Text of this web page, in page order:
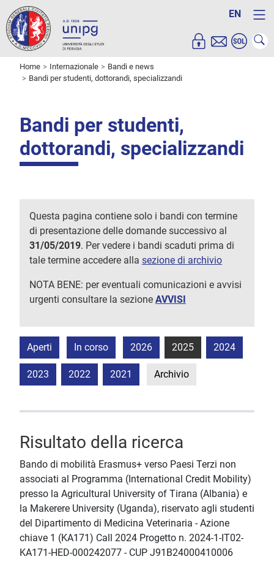
EN
Home Internazionale
Bandi e news
Bandi per studenti, dottorandi, specializzandi
Bandi per studenti,
dottorandi, specializzandi
Questa pagina contiene solo i bandi con termine
di presentazione delle domande successivo al
31/05/2019. Per vedere i bandi scaduti prima di
tale termine accedere alla sezione di archivio
NOTA BENE: per eventuali comunicazioni e avvisi
urgenti consultare la sezione AVVISI
Aperti In corso 2026 2025 2024
2023 2022 2021 Archivio
Risultato della ricerca
Bando di mobilità Erasmus+ verso Paesi Terzi non
associati al Programma (International Credit Mobility)
presso la Agricultural University of Tirana (Albania) e
la Makerere University (Uganda), riservato agli studenti
del Dipartimento di Medicina Veterinaria - Azione
chiave 1 (KA171) Call 2024 Progetto n. 2024-1-IT02-
KA171-HED-000242077 - CUP J91B24000410006